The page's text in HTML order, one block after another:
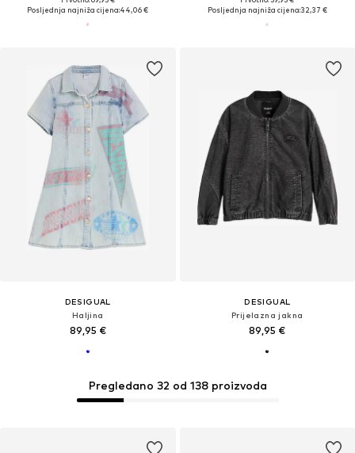
Posljednja najniža cijena:44,06 €
Posljednja najniža cijena:32,37 €
DESIGUAL
Haljina
89,95 €
DESIGUAL
Prijelazna jakna
89,95 €
Pregledano 32 od 138 proizvoda